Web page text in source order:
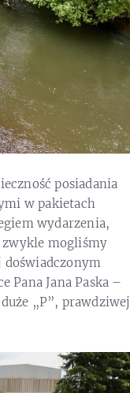
posiadania
w pakietach
wydarzenia,
zwykle mogliśmy
Pana Jana Paska –
„P”, prawdziwej